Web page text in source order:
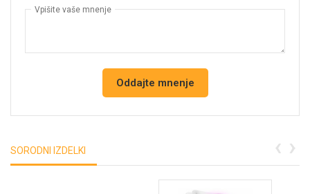
Vpišite vaše mnenje
SORODNI IZDELKI ‹ ›